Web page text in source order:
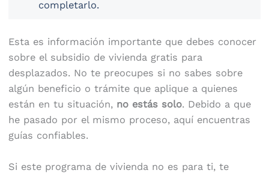
completarlo.
Esta es información importante que debes conocer
sobre el subsidio de vivienda gratis para
desplazados. No te preocupes si no sabes sobre
algún beneficio o trámite que aplique a quienes
están en tu situación, no estás solo. Debido a que
he pasado por el mismo proceso, aquí encuentras
guías confiables.
Si este programa de vivienda no es para ti, te